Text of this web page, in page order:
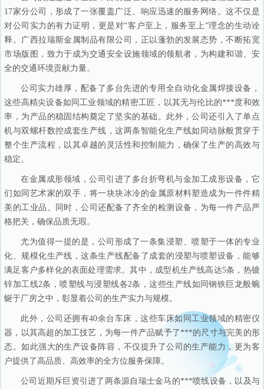
17家分公司，形成了一张覆盖广泛、响应迅速的服务网络。这不仅是
对公司实力的有力证明，更是对“客户至上，服务至上”理念的生动诠
释。广西拉瑞斯金属制品有限公司，正以蓬勃的发展态势，不断拓宽
市场版图，致力于成为交通安全设施领域的领航者，为构建和谐、安
全的交通环境贡献力量。
公司实力雄厚，配备了多台先进的专用全自动化金属焊接设备，
这些高精尖设备如同工业领域的精密工匠，以其无与伦比的***度和效
率，为产品的稳固结构奠定了坚实的基础。此外，公司还引入了单点
机与双螺杆数控成套生产线，这两条智能化生产线如同动脉般贯穿于
整个生产流程，以其卓越的灵活性和控制能力，确保了生产的高效与
稳定。
在金属成形领域，公司引进了多台折弯机与金加工成形设备，它
们如同艺术家的双手，将一块块冰冷的金属原材料塑造成为一件件精
美的工业品。同时，公司还配备了齐全的检测设备，为每一件产品严
格把关，确保品质无瑕。
尤为值得一提的是，公司形成了一条集浸塑、喷塑于一体的专业
化、规模化生产线，这条生产线配备了成套的浸塑与喷塑设备，能够
满足客户多样化的表面处理需求。其中，成型机生产线高达5条，热镀
锌加工线2条，喷塑线与浸塑线各2条，这些生产线如同钢铁巨龙般蜿
蜒于厂房之中，彰显着公司的生产实力与规模。
此外，公司还拥有40余台车床，这些车床如同工业领域的精密仪
器，以其高超的加工技艺，为每一件产品赋予了***的尺寸与完美的形
态。如此强大的生产设备阵容，不仅提升了公司的生产能力，更为客
户提供了高品质、高效率的全方位服务保障。
公司近期斥巨资引进了两条源自瑞士金马的***喷线设备，以及与